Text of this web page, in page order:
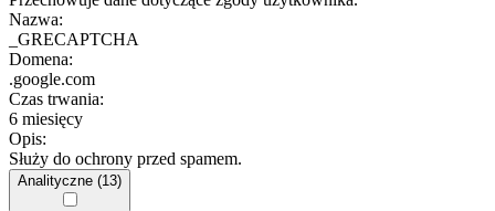
Nazwa:
_GRECAPTCHA
Domena:
.google.com
Czas trwania:
6 miesięcy
Opis:
Służy do ochrony przed spamem.
Analityczne (13)